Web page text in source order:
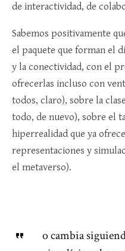
de interactividad, de
Sabemos positivamente
el paquete que forman el
y la conectividad, con el
ofrecerlas incluso con
todos, claro), sobre la
todo, de nuevo), sobre el
hiperrealidad que ya
representaciones y
el metaverso).
o cambia